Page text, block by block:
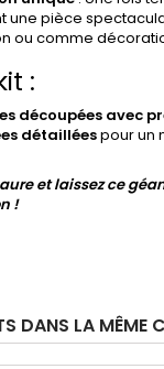
une pièce
ou comme
:
découpées avec
détailléespour un
et laissez ce
!
DANS LA MÊME